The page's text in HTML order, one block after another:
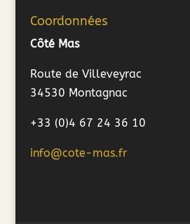
Coordonnées
Côté Mas
Route de Villeveyrac
34530 Montagnac
+33 (0)4 67 24 36 10
info@cote-mas.fr